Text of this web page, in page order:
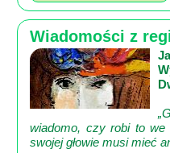
Wiadomości z
wiadomo, czy robi to
swojej głowie musi mieć